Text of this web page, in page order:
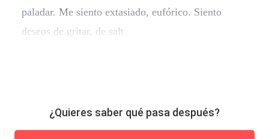
paladar. Me siento extasiado, eufórico. Siento
deseos de gritar, de salt
¿Quieres saber qué pasa después?